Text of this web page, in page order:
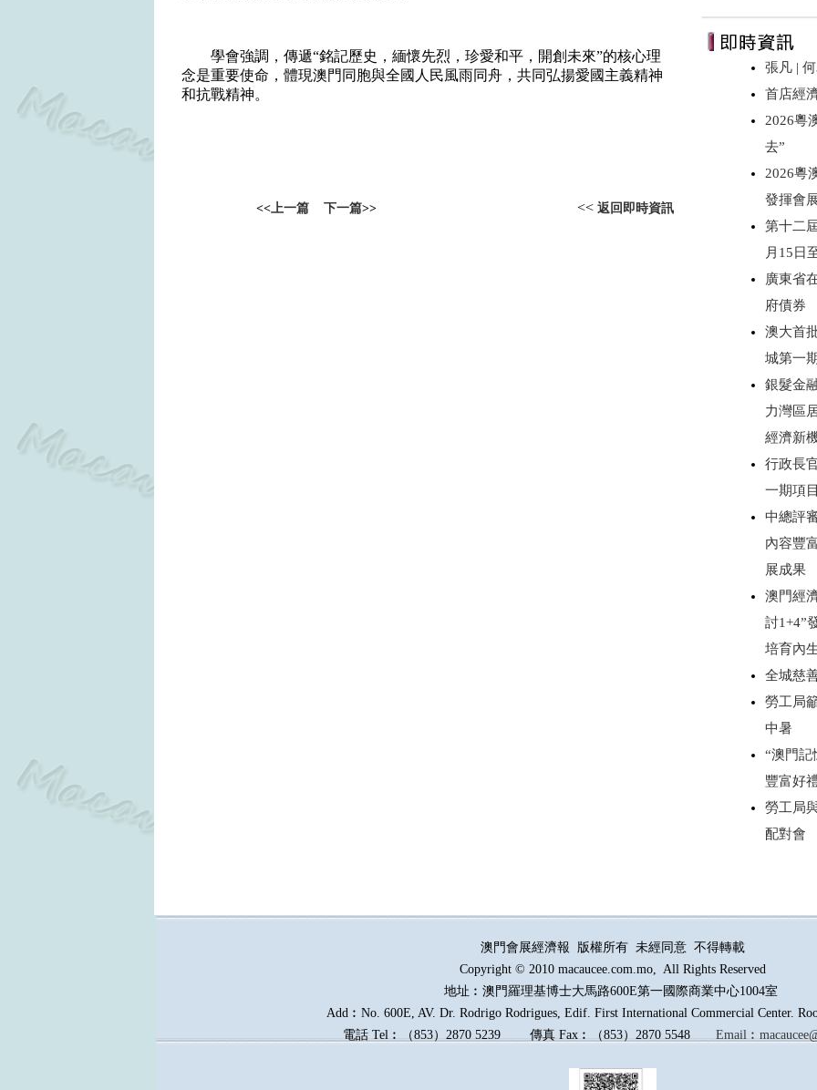
學會強調， 傳遞“銘記歷史，緬懷先烈，珍愛和平，開創未來”的核心理
念是重要使命，體現澳門同胞與全國人民風雨同舟，共同弘揚愛國主義精神
和抗戰精神。
<<上一篇 下一篇>> << 返回即時資訊
張凡 |
首店經
2026粵
去”
2026粵
發揮會
第十二
月15日
廣東省
府債券
澳大首
城第一
銀髮金
力灣區
經濟新
行政長
一期項
中總評
內容豐
展成果
澳門經
討1+4”
培育內
全城慈
勞工局
中暑
“澳門記
豐富好
勞工局
配對會
澳門會展經濟報 版權所有 未經同意 不得轉載
Copyright © 2010 macaucee.com.mo, All Rights Reserved
地址︰澳門羅理基博士大馬路600E第一國際商業中心1004室
Add︰No. 600E, AV. Dr. Rodrigo Rodrigues, Edif. First International Commercial Center.
電話 Tel︰（853）2870 5239傳真Fax︰（853）2870 5548 Email︰